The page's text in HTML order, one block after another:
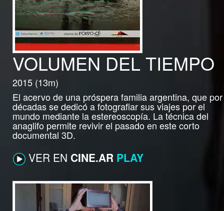
VOLUMEN DEL TIEMPO
2015 (13m)
El acervo de una próspera familia argentina, que por
décadas se dedicó a fotografiar sus viajes por el
mundo mediante la estereoscopía. La técnica del
anaglifo permite revivir el pasado en este corto
documental 3D.
VER EN CINE.AR PLAY